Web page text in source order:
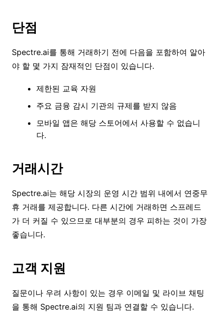
단점
Spectre.ai를 통해 거래하기 전에 다음을 포함하여 알아
야 할 몇 가지 잠재적인 단점이 있습니다.
제한된 교육 자원
주요 금융 감시 기관의 규제를 받지 않음
모바일 앱은 해당 스토어에서 사용할 수 없습니
다.
거래시간
Spectre.ai는 해당 시장의 운영 시간 범위 내에서 연중무
휴 거래를 제공합니다. 다른 시간에 거래하면 스프레드
가 더 커질 수 있으므로 대부분의 경우 피하는 것이 가장
좋습니다.
고객 지원
질문이나 우려 사항이 있는 경우 이메일 및 라이브 채팅
을 통해 Spectre.ai의 지원 팀과 연결할 수 있습니다.